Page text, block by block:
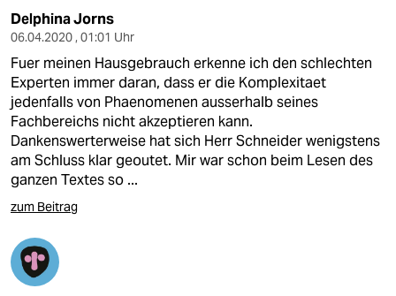
Delphina Jorns
06.04.2020 , 01:01 Uhr
Fuer meinen Hausgebrauch erkenne ich den schlechten
Experten immer daran, dass er die Komplexitaet
jedenfalls von Phaenomenen ausserhalb seines
Fachbereichs nicht akzeptieren kann.
Dankenswerterweise hat sich Herr Schneider wenigstens
am Schluss klar geoutet. Mir war schon beim Lesen des
ganzen Textes so ...
zum Beitrag